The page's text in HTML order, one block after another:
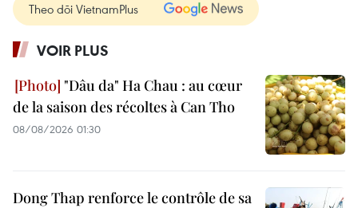
Theo dõi VietnamPlus
VOIR PLUS
"Dâu da" Ha Chau : au cœur
de la saison des récoltes à Can Tho
08/08/2026 01:30
Dong Thap renforce le contrôle de sa